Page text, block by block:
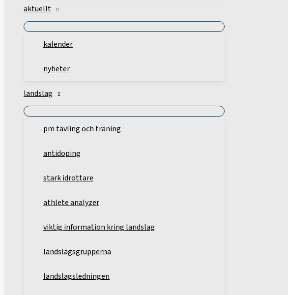
aktuellt
kalender
nyheter
landslag
pm tävling och träning
antidoping
stark idrottare
athlete analyzer
viktig information kring landslag
landslagsgrupperna
landslagsledningen